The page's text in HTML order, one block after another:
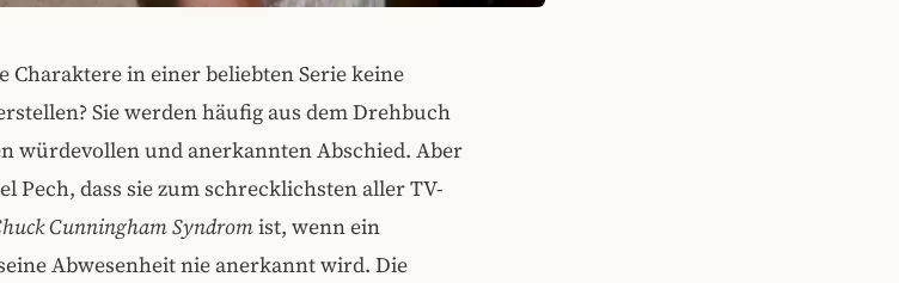
Charaktere in einer beliebten Serie keine
Sie werden häufig aus dem Drehbuch
würdevollen und anerkannten Abschied. Aber
Pech, dass sie zum schrecklichsten aller TV-
Cunningham Syndromist, wenn ein
Abwesenheit nie anerkannt wird. Die